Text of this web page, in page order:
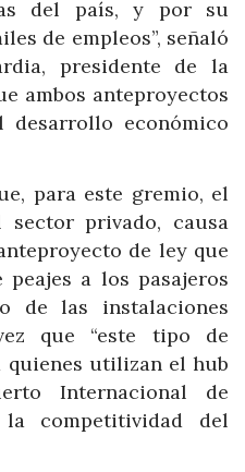
del país, y por su
de empleos”, señaló
presidente de la
ambos anteproyectos
desarrollo económico
para este gremio, el
sector privado, causa
de ley que
a los pasajeros
de las instalaciones
que “este tipo de
quienes utilizan el hub
Internacional de
la competitividad del